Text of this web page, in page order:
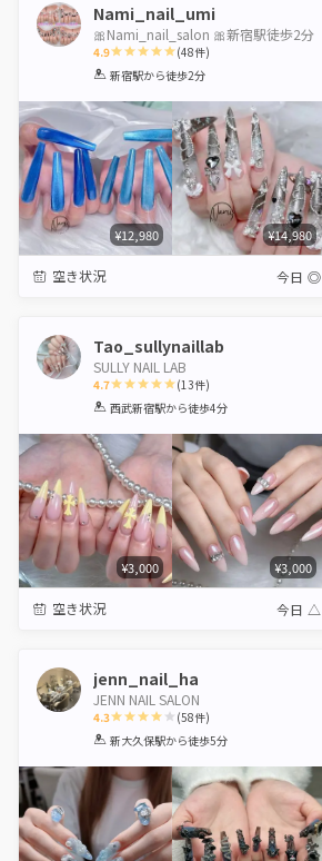
Nami_nail_umi
🎀Nami_nail_salon 🎀新宿駅徒歩2分
4.9
1 2 3 4 5
(48件)
新宿駅から徒歩2分
¥12,980 ¥14,980
空き状況 今日 ◎
Tao_sullynaillab
SULLY NAIL LAB
4.7
1 2 3 4 5
(13件)
西武新宿駅から徒歩4分
¥3,000 ¥3,000
空き状況 今日 △
jenn_nail_ha
JENN NAIL SALON
4.3
1 2 3 4 5
(58件)
新大久保駅から徒歩5分